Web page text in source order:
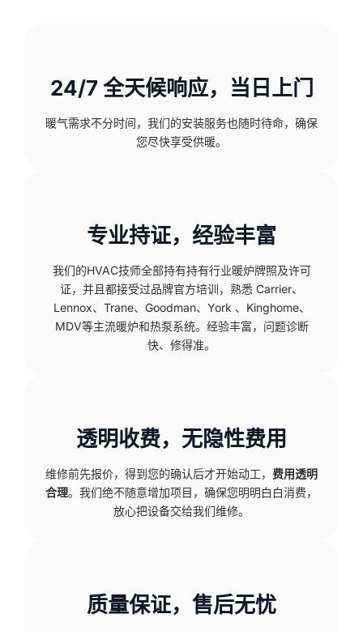
24/7 全天候响应，当日上门
暖气需求不分时间，我们的安装服务也随时待命，确保
您尽快享受供暖。
专业持证，经验丰富
我们的HVAC技师全部持有持有行业暖炉牌照及许可
证，并且都接受过品牌官方培训，熟悉 Carrier、
Lennox、Trane、Goodman、York 、Kinghome、
MDV等主流暖炉和热泵系统。经验丰富，问题诊断
快、修得准。
透明收费，无隐性费用
维修前先报价，得到您的确认后才开始动工， 费用透明
合理。我们绝不随意增加项目，确保您明明白白消费，
放心把设备交给我们维修。
质量保证，售后无忧